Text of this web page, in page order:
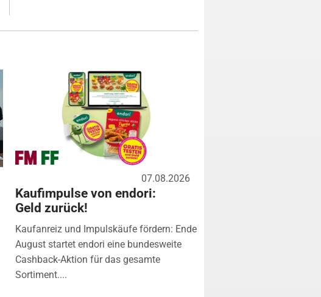
07.08.2026
Kaufimpulse von endori:
Geld zurück!
Kaufanreiz und Impulskäufe fördern: Ende
August startet endori eine bundesweite
Cashback-Aktion für das gesamte
Sortiment....